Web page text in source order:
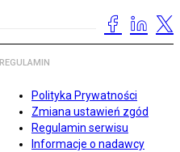
REGULAMIN
Polityka Prywatności
Zmiana ustawień zgód
Regulamin serwisu
Informacje o nadawcy